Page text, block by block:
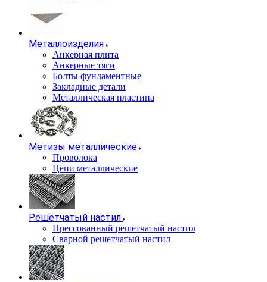
Металлоизделия
Анкерная плита
Анкерные тяги
Болты фундаментные
Закладные детали
Металлическая пластина
Метизы металлические
Проволока
Цепи металлические
Решетчатый настил
Прессованный решетчатый настил
Сварной решетчатый настил